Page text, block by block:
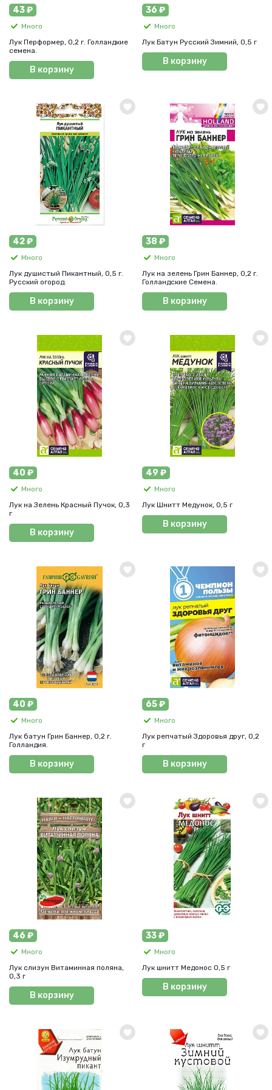
43 ₽
Много
Лук Перформер, 0,2 г. Голландкие
семена.
В корзину
36 ₽
Много
Лук Батун Русский Зимний, 0,5 г
В корзину
42 ₽
Много
Лук душистый Пикантный, 0,5 г.
Русский огород.
В корзину
38 ₽
Много
Лук на зелень Грин Баннер, 0,2 г.
Голландские Семена.
В корзину
40 ₽
Много
Лук на Зелень Красный Пучок, 0,3
г
В корзину
49 ₽
Много
Лук Шнитт Медунок, 0,5 г
В корзину
40 ₽
Много
Лук батун Грин Баннер, 0,2 г.
Голландия.
В корзину
65 ₽
Много
Лук репчатый Здоровья друг, 0,2
г
В корзину
46 ₽
Много
Лук слизун Витаминная поляна,
0,3 г
В корзину
33 ₽
Много
Лук шнитт Медонос 0,5 г
В корзину